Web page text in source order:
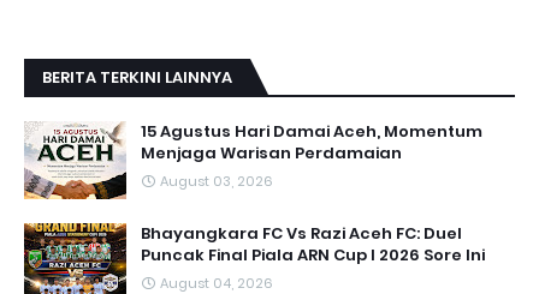
BERITA TERKINI LAINNYA
15 Agustus Hari Damai Aceh, Momentum
Menjaga Warisan Perdamaian
August 03, 2026
Bhayangkara FC Vs Razi Aceh FC: Duel
Puncak Final Piala ARN Cup I 2026 Sore Ini
August 04, 2026